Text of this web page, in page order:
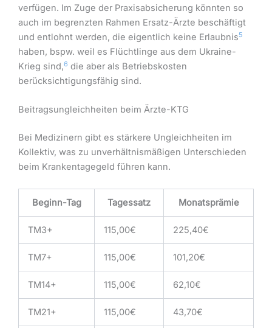
verfügen. Im Zuge der Praxisabsicherung könnten so
auch im begrenzten Rahmen Ersatz-Ärzte beschäftigt
und entlohnt werden, die eigentlich keine Erlaubnis5
haben, bspw. weil es Flüchtlinge aus dem Ukraine-
Krieg sind,6 die aber als Betriebskosten
berücksichtigungsfähig sind.
Beitragsungleichheiten beim Ärzte-KTG
Bei Medizinern gibt es stärkere Ungleichheiten im
Kollektiv, was zu unverhältnismäßigen Unterschieden
beim Krankentagegeld führen kann.
Beginn-Tag Tagessatz Monatsprämie
TM3+ 115,00€ 225,40€
TM7+ 115,00€ 101,20€
TM14+ 115,00€ 62,10€
TM21+ 115,00€ 43,70€